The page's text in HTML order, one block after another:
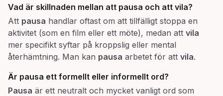
Vad är skillnaden mellan att pausa och att vila?
Att pausa handlar oftast om att tillfälligt stoppa en
aktivitet (som en film eller ett möte), medan att vila
mer specifikt syftar på kroppslig eller mental
återhämtning. Man kan pausa arbetet för att vila.
Är pausa ett formellt eller informellt ord?
Pausa är ett neutralt och mycket vanligt ord som